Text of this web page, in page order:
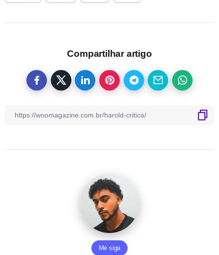
Compartilhar artigo
Me siga